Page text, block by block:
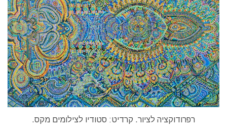
רפרודוקציה לציור. קרדיט: סטודיו לצילומים מקס.